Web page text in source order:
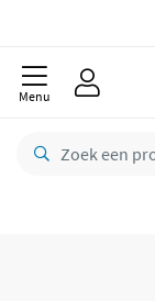
Menu